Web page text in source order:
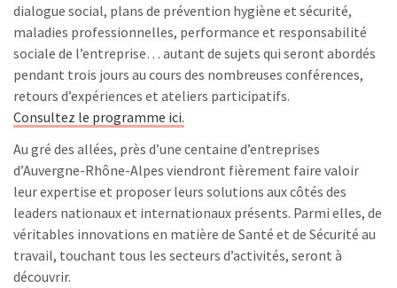
dialogue social, plans de prévention hygiène et sécurité,
maladies professionnelles, performance et responsabilité
sociale de l’entreprise… autant de sujets qui seront abordés
pendant trois jours au cours des nombreuses conférences,
retours d’expériences et ateliers participatifs.
Consultez le programme ici.
Au gré des allées, près d’une centaine d’entreprises
d’Auvergne-Rhône-Alpes viendront fièrement faire valoir
leur expertise et proposer leurs solutions aux côtés des
leaders nationaux et internationaux présents. Parmi elles, de
véritables innovations en matière de Santé et de Sécurité au
travail, touchant tous les secteurs d’activités, seront à
découvrir.